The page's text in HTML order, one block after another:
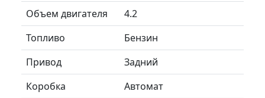
Объем двигателя
4.2
Топливо
Бензин
Привод
Задний
Коробка
Автомат